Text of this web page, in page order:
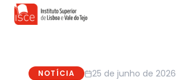
NOTÍCIA 25 de junho de 2026